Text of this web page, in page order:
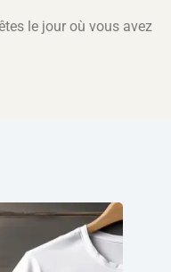
le jour où vous avez